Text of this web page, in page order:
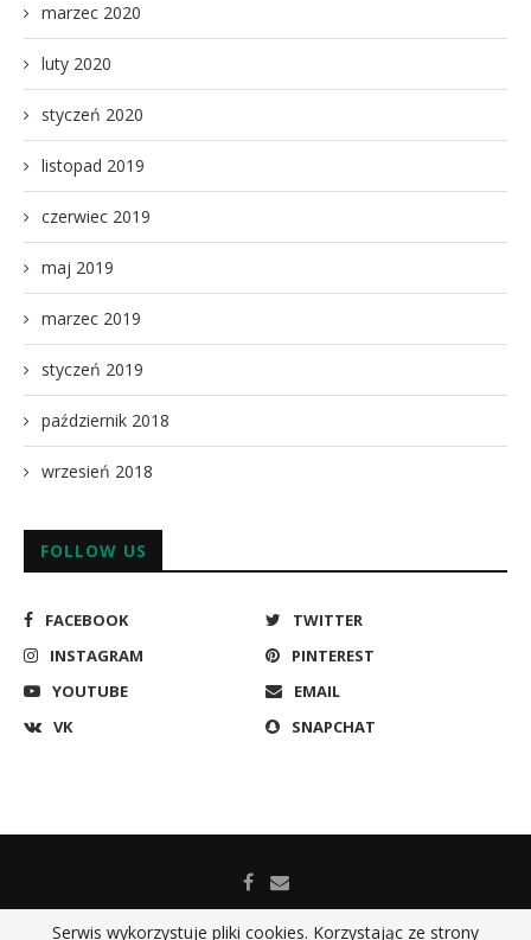
marzec 2020
luty 2020
styczeń 2020
listopad 2019
czerwiec 2019
maj 2019
marzec 2019
styczeń 2019
październik 2018
wrzesień 2018
FOLLOW US
FACEBOOK
TWITTER
INSTAGRAM
PINTEREST
YOUTUBE
EMAIL
VK
SNAPCHAT
Serwis wykorzystuje pliki cookies. Korzystając ze strony